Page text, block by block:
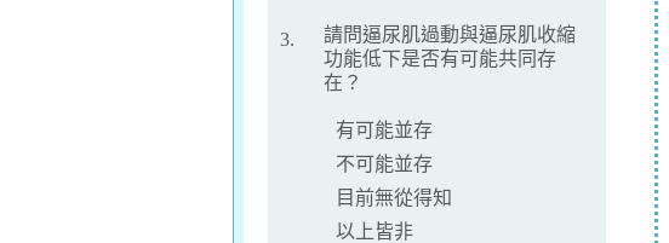
3.
請問逼尿肌過動與逼尿肌收縮
功能低下是否有可能共同存
在？
有可能並存
不可能並存
目前無從得知
以上皆非